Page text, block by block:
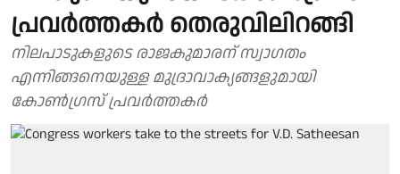
പ്രവർത്തകർ തെരുവിലിറങ്ങി
നിലപാടുകളുടെ രാജകുമാരന് സ്വാഗതം
എന്നിങ്ങനെയുള്ള മുദ്രാവാക്യങ്ങളുമായി
കോൺഗ്രസ് പ്രവർത്തകർ